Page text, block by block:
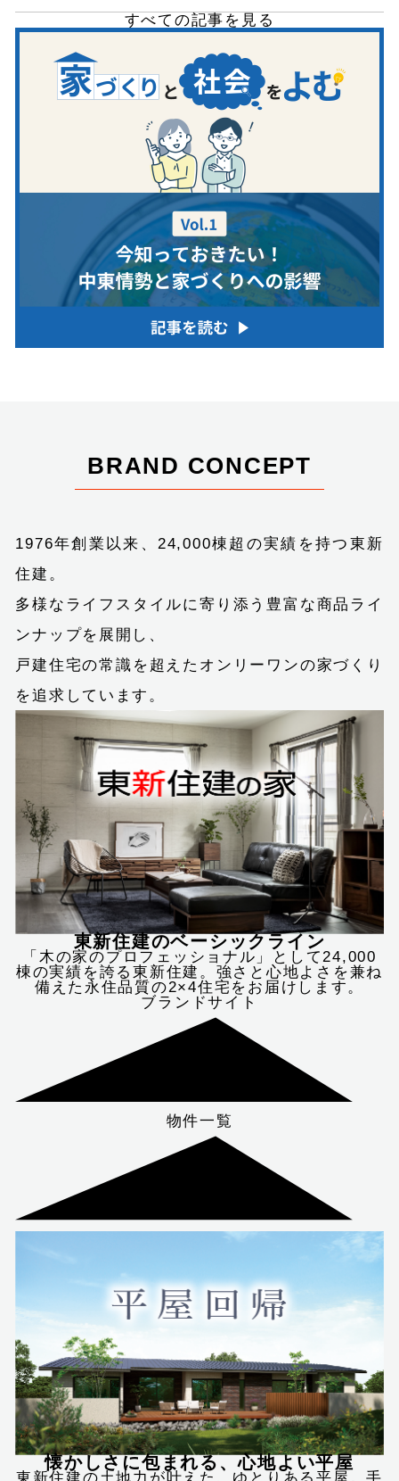
すべての記事を見る
BRAND CONCEPT
1976年創業以来、24,000棟超の実績を持つ東新
住建。
多様なライフスタイルに寄り添う豊富な商品ライ
ンナップを展開し、
戸建住宅の常識を超えたオンリーワンの家づくり
を追求しています。
東新住建のベーシックライン
「木の家のプロフェッショナル」として24,000
棟の実績を誇る東新住建。強さと心地よさを兼ね
備えた永住品質の2×4住宅をお届けします。
ブランドサイト
物件一覧
懐かしさに包まれる、心地よい平屋